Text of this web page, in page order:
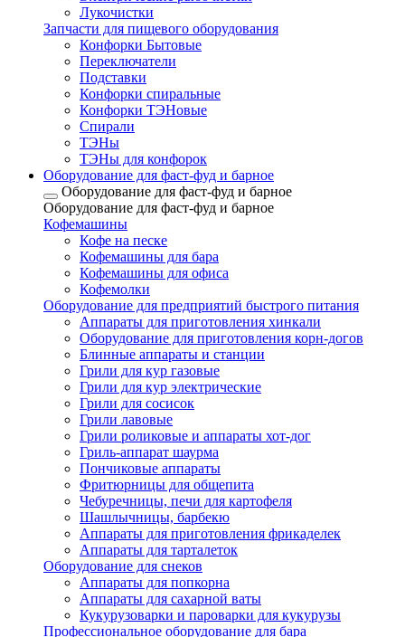
Лукочистки
Запчасти для пищевого оборудования
Конфорки Бытовые
Переключатели
Подставки
Конфорки спиральные
Конфорки ТЭНовые
Спирали
ТЭНы
ТЭНы для конфорок
Оборудование для фаст-фуд и барное
Оборудование для фаст-фуд и барное
Оборудование для фаст-фуд и барное
Кофемашины
Кофе на песке
Кофемашины для бара
Кофемашины для офиса
Кофемолки
Оборудование для предприятий быстрого питания
Аппараты для приготовления хинкали
Оборудование для приготовления корн-догов
Блинные аппараты и станции
Грили для кур газовые
Грили для кур электрические
Грили для сосисок
Грили лавовые
Грили роликовые и аппараты хот-дог
Гриль-аппарат шаурма
Пончиковые аппараты
Фритюрницы для общепита
Чебуречницы, печи для картофеля
Шашлычницы, барбекю
Аппараты для приготовления фрикаделек
Аппараты для тарталеток
Оборудование для снеков
Аппараты для попкорна
Аппараты для сахарной ваты
Кукурузоварки и пароварки для кукурузы
Профессиональное оборудование для бара